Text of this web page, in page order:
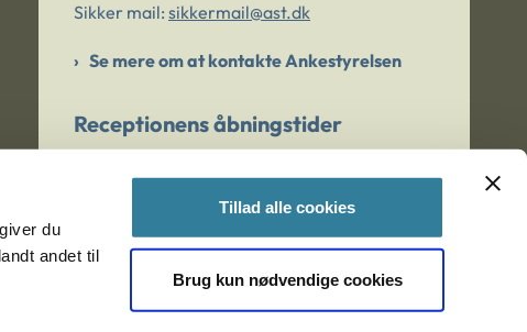
du
andet til
Tillad alle cookies
Brug kun nødvendige cookies
Sikker mail: sikkermail@ast.dk
Se mere om at kontakte Ankestyrelsen
Receptionens åbningstider
Er du bekymret for et barn/en ung?